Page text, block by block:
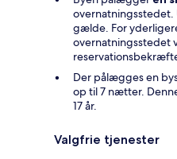
gælde. For
overnatningsstedet
Der pålægges en
op til 7 nætter.
17 år.
Valgfrie tjenester